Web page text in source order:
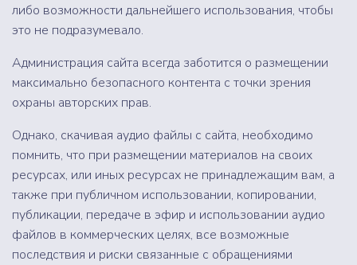
либо возможности дальнейшего использования, чтобы
это не подразумевало.
Администрация сайта всегда заботится о размещении
максимально безопасного контента с точки зрения
охраны авторских прав.
Однако, скачивая аудио файлы с сайта, необходимо
помнить, что при размещении материалов на своих
ресурсах, или иных ресурсах не принадлежащим вам, а
также при публичном использовании, копировании,
публикации, передаче в эфир и использовании аудио
файлов в коммерческих целях, все возможные
последствия и риски связанные с обращениями